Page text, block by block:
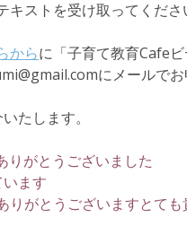
ストを受け取ってくださ
からに「子育て教育Cafe
にメールでお
たします。
りがとうございました
ます
りがとうございますとて